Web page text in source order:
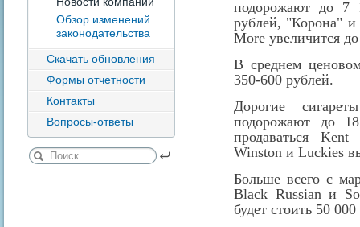
Обзор изменений
законодательства
Скачать обновления
Формы отчетности
Контакты
Вопросы-ответы
подорожают до 7
рублей, "Корона"
More увеличится
В среднем
350-600 рублей.
Дорогие
подорожают до
продаваться
Winston и Luckies
Больше всего с
Black Russian и
будет стоить 50